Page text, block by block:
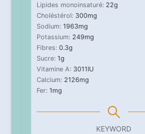
Lipides monoinsaturé: 22g
Choléstérol: 300mg
Sodium: 1963mg
Potassium: 249mg
Fibres: 0.3g
Sucre: 1g
Vitamine A: 3011IU
Calcium: 2126mg
Fer: 1mg
KEYWORD